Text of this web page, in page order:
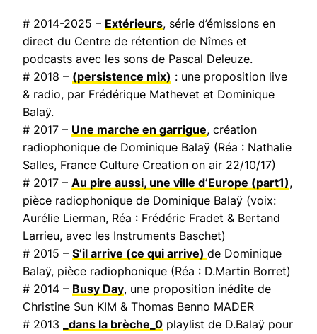
# 2014-2025 – Extérieurs, série d’émissions en
direct du Centre de rétention de Nîmes et
podcasts avec les sons de Pascal Deleuze.
# 2018 – (persistence mix) : une proposition live
& radio, par Frédérique Mathevet et Dominique
Balaÿ.
# 2017 – Une marche en garrigue, création
radiophonique de Dominique Balaÿ (Réa : Nathalie
Salles, France Culture Creation on air 22/10/17)
# 2017 – Au pire aussi, une ville d’Europe (part1),
pièce radiophonique de Dominique Balaÿ (voix:
Aurélie Lierman, Réa : Frédéric Fradet & Bertand
Larrieu, avec les Instruments Baschet)
# 2015 – S’il arrive (ce qui arrive) de Dominique
Balaÿ, pièce radiophonique (Réa : D.Martin Borret)
# 2014 – Busy Day, une proposition inédite de
Christine Sun KIM & Thomas Benno MADER
# 2013
_dans la brèche_0 playlist de D.Balaÿ pour